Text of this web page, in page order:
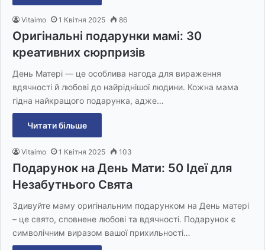
Vitaimo 1 Квітня 2025 86
Оригінальні подарунки мамі: 30
креативних сюрпризів
День Матері — це особлива нагода для вираження
вдячності й любові до найріднішої людини. Кожна мама
гідна найкращого подарунка, адже…
Читати більше
Vitaimo 1 Квітня 2025 103
Подарунок на День Мати: 50 Ідеї для
Незабутнього Свята
Здивуйте маму оригінальним подарунком на День матері
– це свято, сповнене любові та вдячності. Подарунок є
символічним виразом вашої прихильності…